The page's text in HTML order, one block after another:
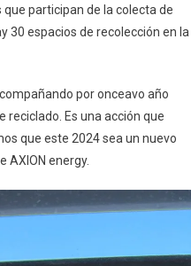
participan de la colecta de
30 espacios de recolección en la
por onceavo año
Es una acción que
que este 2024 sea un nuevo
AXION energy.